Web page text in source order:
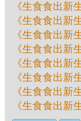
《生食食出新
《生食食出新
《生食食出新
《生食食出新
《生食食出新
《生食食出新
《生食食出新
《生食食出新